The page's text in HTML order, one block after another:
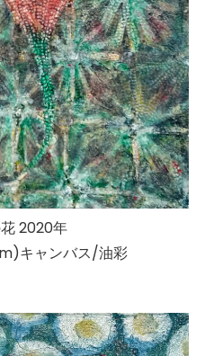
2020年
キャンバス/油彩